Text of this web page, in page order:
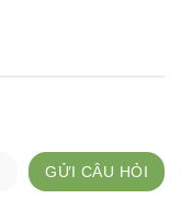
GỬI CÂU HỎI